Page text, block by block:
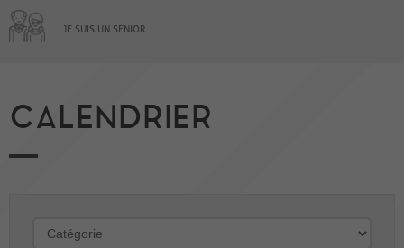
JE SUIS UN SENIOR
CALENDRIER